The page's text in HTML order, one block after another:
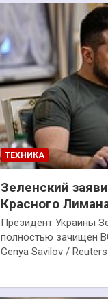
ТЕХНИКА
Зеленский
Красного
Президент Украины
полностью зачищен
Genya Savilov /